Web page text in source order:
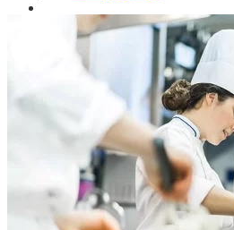
Cách Làm Bánh Việt
Cách Làm Bánh Âu
Cách Làm Bánh Kem
Cách Làm Bánh Mì
Cách Làm Bánh Trung Thu
Cách Làm Bánh Flan
Cách Làm Bánh Bao
Cách Làm Bánh Bông Lan
Cách Làm Bánh Su Kem
Cách làm bánh CupCake
Cách Làm Bánh Pizza
Cách làm bánh chay
Cách Làm Kẹo – Mứt